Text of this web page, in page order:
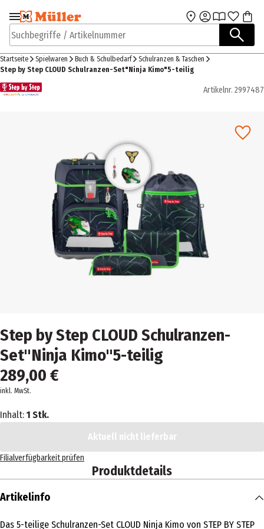
Zur Navigation
springen
Zum Hauptinhalt
Suchbegriffe / Artikelnummer
Startseite Spielwaren Buch & Schulbedarf
Schulranzen & Taschen
Step by Step CLOUD Schulranzen-Set"Ninja Kimo"5-teilig
Artikelnr. 2997487
Step by Step CLOUD Schulranzen-
Set"Ninja Kimo"5-teilig
289,00 €
inkl. MwSt.
Inhalt: 1 Stk.
Aktuell nicht lieferbar
Filialverfügbarkeit prüfen
Produktdetails
Artikelinfo
Das 5-teilige Schulranzen-Set CLOUD Ninja Kimo von STEP BY STEP